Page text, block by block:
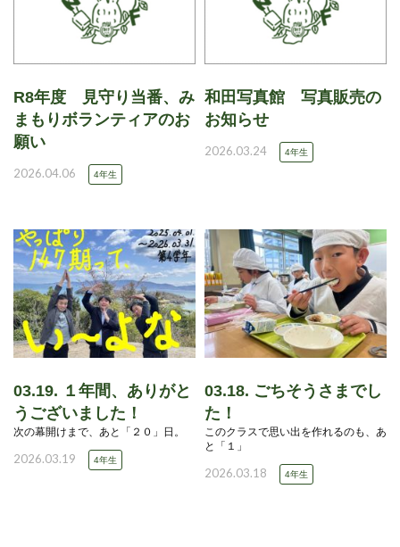
R8年度 見守り当番、み
まもりボランティアのお
願い
2026.04.06 4年生
和田写真館 写真販売の
お知らせ
2026.03.24 4年生
03.19. １年間、ありがと
うございました！
次の幕開けまで、あと「２０」日。
2026.03.19 4年生
03.18. ごちそうさまでし
た！
このクラスで思い出を作れるのも、あ
と「１」
2026.03.18 4年生